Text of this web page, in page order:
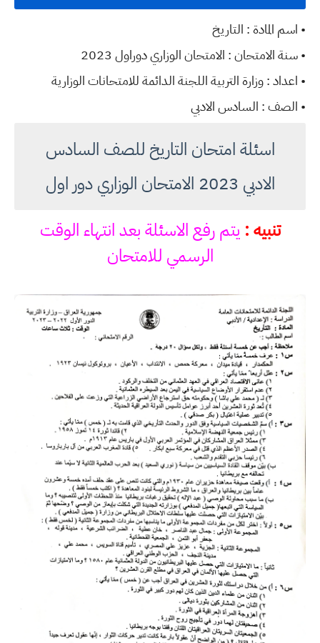
• اسم المادة : التاريخ
• سنة الامتحان : الامتحان الوزاري دوراول 2023
• اعداد : وزارة التربية اللجنة الدائمة للامتحانات الوزارية
• الصف : السادس الادبي
اسئلة امتحان التاريخ للصف السادس
الادبي 2023 الامتحان الوزاري دور اول
تنبيه : يتم رفع الاسئلة بعد انتهاء الوقت
الرسمي للامتحان